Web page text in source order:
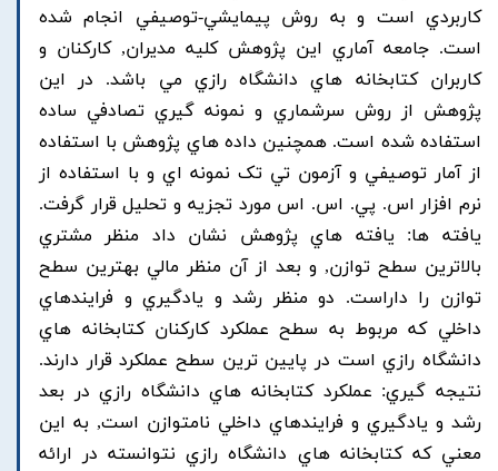
کاربردي است و به روش پيمايشي-توصيفي انجام شده
است. جامعه آماري اين پژوهش کليه مديران, کارکنان و
کاربران کتابخانه هاي دانشگاه رازي مي باشد. در اين
پژوهش از روش سرشماري و نمونه گيري تصادفي ساده
استفاده شده است. همچنين داده هاي پژوهش با استفاده
از آمار توصيفي و آزمون تي تک نمونه اي و با استفاده از
نرم افزار اس. پي. اس. اس مورد تجزيه و تحليل قرار گرفت.
يافته ها: يافته هاي پژوهش نشان داد منظر مشتري
بالاترين سطح توازن, و بعد از آن منظر مالي بهترين سطح
توازن را داراست. دو منظر رشد و يادگيري و فرايندهاي
داخلي که مربوط به سطح عملکرد کارکنان کتابخانه هاي
دانشگاه رازي است در پايين ترين سطح عملکرد قرار دارند.
نتيجه گيري: عملکرد کتابخانه هاي دانشگاه رازي در بعد
رشد و يادگيري و فرايندهاي داخلي نامتوازن است, به اين
معني که کتابخانه هاي دانشگاه رازي نتوانسته در ارائه